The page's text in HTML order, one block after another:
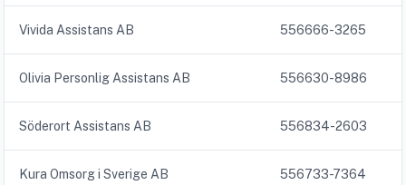
Vivida Assistans AB 556666-3265
Olivia Personlig Assistans AB 556630-8986
Söderort Assistans AB 556834-2603
Kura Omsorg i Sverige AB 556733-7364